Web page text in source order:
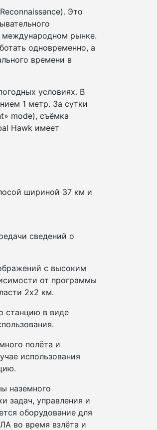
Это
международном рынке.
одновременно, а
времени в
условиях. В
1 метр. За сутки
mode), съёмка
Hawk имеет
шириной 37 км и
сведений о
с высоким
от программы
2х2 км.
станцию в виде
полёта и
использования
наземного
задач, управления и
оборудование для
во время взлёта и